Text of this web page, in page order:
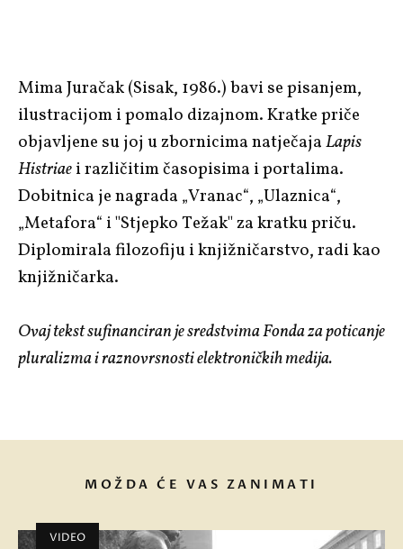
Mima Juračak (Sisak, 1986.) bavi se pisanjem,
ilustracijom i pomalo dizajnom. Kratke priče
objavljene su joj u zbornicima natječajaLapis
Histriaei različitim časopisima i portalima.
Dobitnica je nagrada „Vranac“, „Ulaznica“,
„Metafora“ i "Stjepko Težak" za kratku priču.
Diplomirala filozofiju i knjižničarstvo, radi kao
knjižničarka.
Ovaj tekst sufinanciran je sredstvima Fonda za poticanje
pluralizma i raznovrsnosti elektroničkih medija.
MOŽDA ĆE VAS ZANIMATI
VIDEO